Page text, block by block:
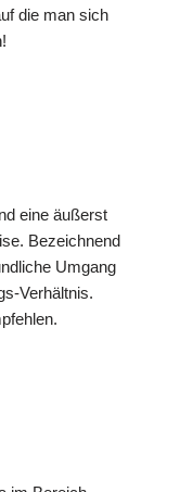
die man sich
eine äußerst
Bezeichnend
Umgang
Verhältnis.